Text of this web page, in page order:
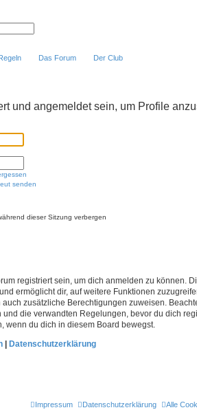
Das Forum Der Club
und angemeldet sein, um Profile
senden
dieser Sitzung verbergen
registriert sein, um dich anmelden zu können.
ermöglicht dir, auf weitere Funktionen
zusätzliche Berechtigungen zuweisen.
die verwandten Regelungen, bevor du dich
wenn du dich in diesem Board bewegst.
| Datenschutzerklärung
Alle
Datenschutzerklärung
Impressum